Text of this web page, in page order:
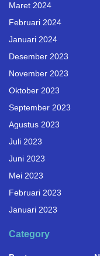
Maret 2024
Februari 2024
Januari 2024
Desember 2023
November 2023
Oktober 2023
September 2023
Agustus 2023
Juli 2023
Juni 2023
Mei 2023
Februari 2023
Januari 2023
Category